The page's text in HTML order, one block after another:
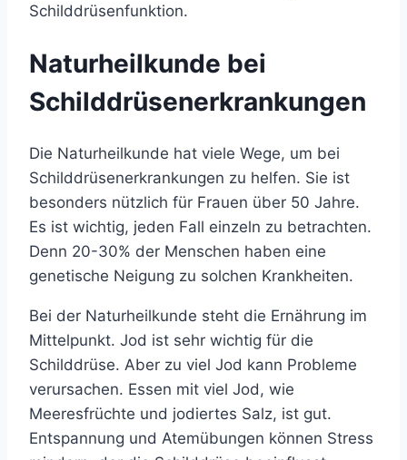
Schilddrüsenfunktion.
Naturheilkunde bei
Schilddrüsenerkrankungen
Die Naturheilkunde hat viele Wege, um bei
Schilddrüsenerkrankungen zu helfen. Sie ist
besonders nützlich für Frauen über 50 Jahre.
Es ist wichtig, jeden Fall einzeln zu betrachten.
Denn 20-30% der Menschen haben eine
genetische Neigung zu solchen Krankheiten.
Bei der Naturheilkunde steht die Ernährung im
Mittelpunkt. Jod ist sehr wichtig für die
Schilddrüse. Aber zu viel Jod kann Probleme
verursachen. Essen mit viel Jod, wie
Meeresfrüchte und jodiertes Salz, ist gut.
Entspannung und Atemübungen können Stress